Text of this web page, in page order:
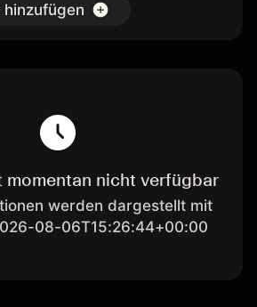
momentan nicht verfügbar
werden dargestellt mit
08-06T15:26:44+00:00